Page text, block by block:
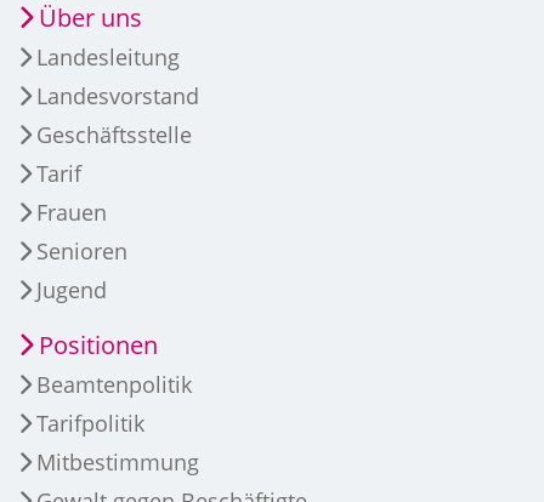
Über uns
Landesleitung
Landesvorstand
Geschäftsstelle
Tarif
Frauen
Senioren
Jugend
Positionen
Beamtenpolitik
Tarifpolitik
Mitbestimmung